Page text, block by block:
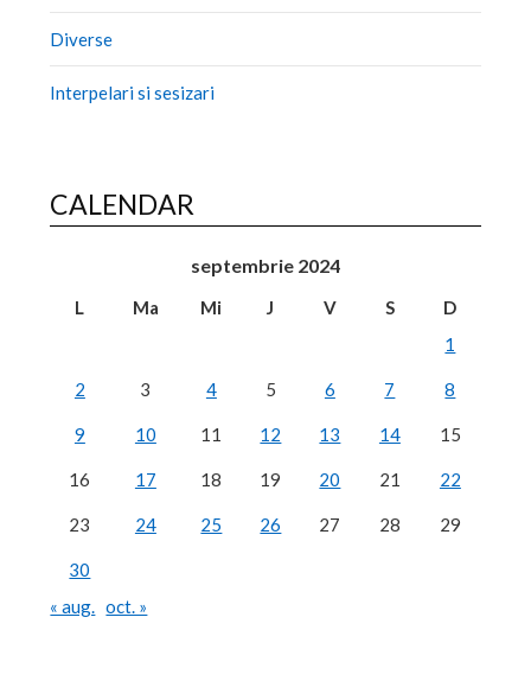
Diverse
Interpelari si sesizari
CALENDAR
septembrie 2024
L Ma Mi J V S
D
1
2 3 4 5 6 7 8
9 10 11 12 13 14 15
16 17 18 19 20 21 22
23 24 25 26 27 28 29
30
« aug. oct. »